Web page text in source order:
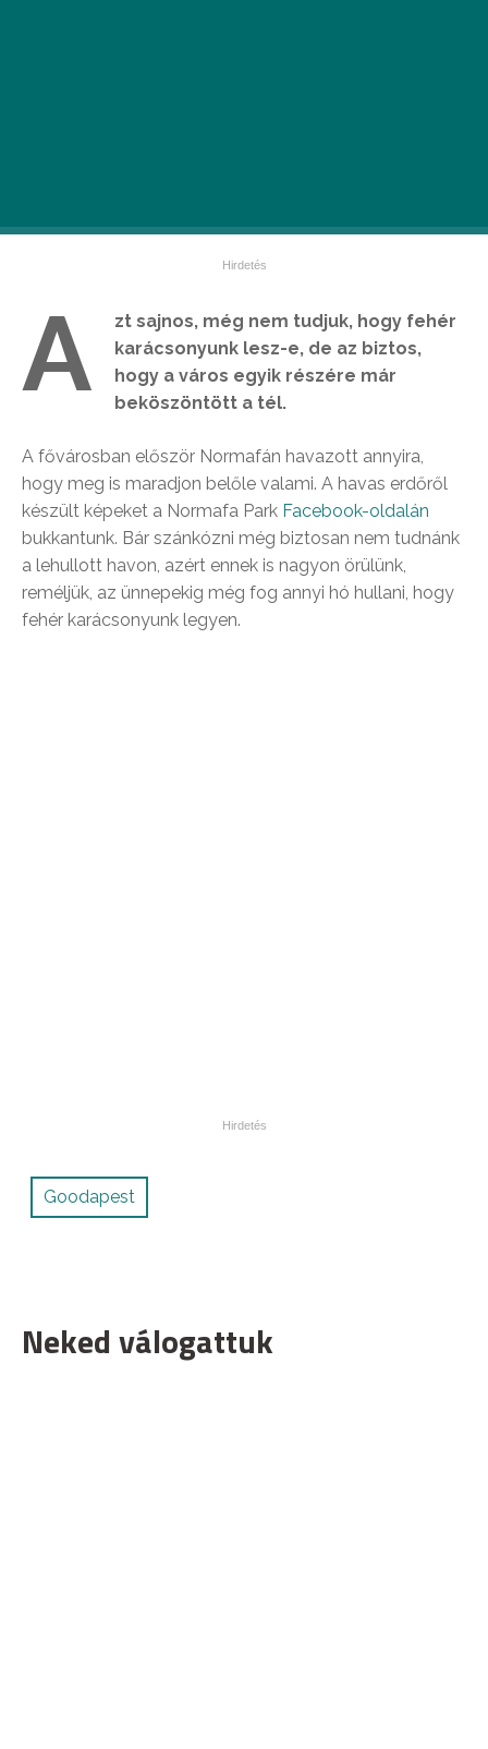
A
zt sajnos, még nem tudjuk, hogy fehér
karácsonyunk lesz-e, de az biztos,
hogy a város egyik részére már
beköszöntött a tél.
A fővárosban először Normafán havazott annyira,
hogy meg is maradjon belőle valami. A havas erdőről
készült képeket a Normafa Park Facebook-oldalán
bukkantunk. Bár szánkózni még biztosan nem tudnánk
a lehullott havon, azért ennek is nagyon örülünk,
reméljük, az ünnepekig még fog annyi hó hullani, hogy
fehér karácsonyunk legyen.
Goodapest
Neked válogattuk